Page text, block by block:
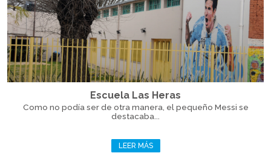
Escuela Las Heras
Como no podía ser de otra manera, el pequeño Messi se
destacaba...
LEER MÁS